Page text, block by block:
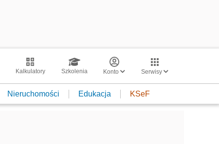
Kalkulatory Szkolenia Konto Serwisy
Nieruchomości Edukacja KSeF